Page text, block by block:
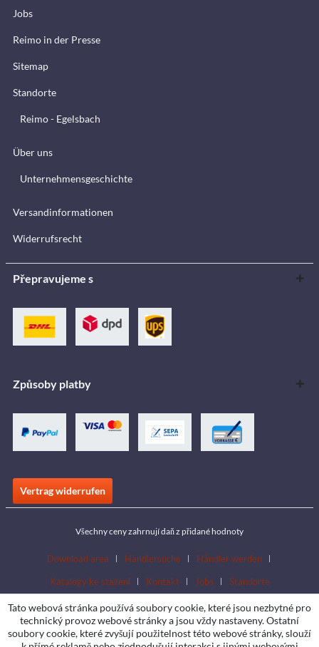
Jobs
Reimo in der Presse
Sitemap
Standorte
Reimo - Egelsbach
Über uns
Unternehmensgeschichte
Versandinformationen
Widerrufsrecht
Přepravujeme s
Způsoby platby
Vertrag widerrufen
Všechny ceny zahrnují daň z přidané hodnoty
Download area Händlersuche
Händler werden
Katalogy ke stažení
Kontakt Jobs Standorte
Tato webová stránka používá soubory cookie, které jsou nezbytné pro
technický provoz webové stránky a jsou vždy nastaveny. Ostatní
soubory cookie, které zvyšují použitelnost této webové stránky, slouží